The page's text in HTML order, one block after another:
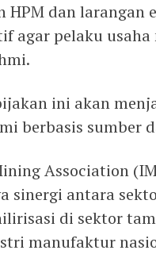
HPM dan larangan
agar pelaku usaha
ini akan
berbasis sumber
Association
sinergi antara
di sektor
manufaktur